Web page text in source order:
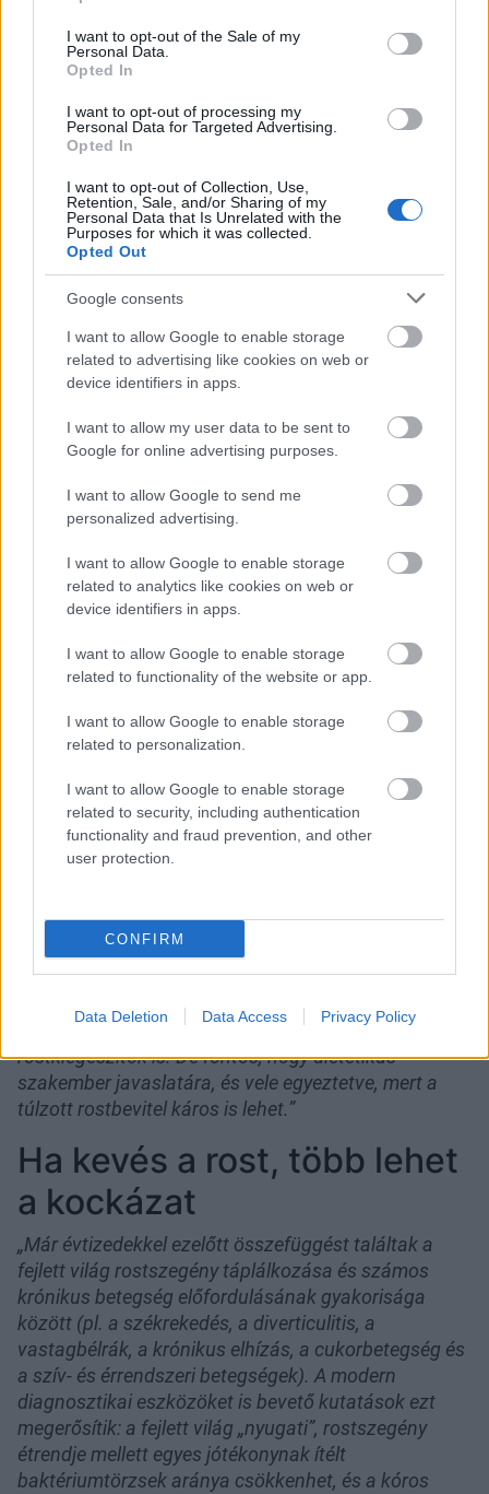
use your data for below specified purposes in below Google
consent section.
I want to opt-out of the Sale of my
Personal Data.
Opted In
I want to opt-out of processing my
Personal Data for Targeted Advertising.
Opted In
I want to opt-out of Collection, Use,
Retention, Sale, and/or Sharing of my
Personal Data that Is Unrelated with the
Purposes for which it was collected.
Opted Out
Google consents
I want to allow Google to enable storage
related to advertising like cookies on web or
device identifiers in apps.
I want to allow my user data to be sent to
Google for online advertising purposes.
I want to allow Google to send me
personalized advertising.
I want to allow Google to enable storage
related to analytics like cookies on web or
device identifiers in apps.
I want to allow Google to enable storage
related to functionality of the website or app.
I want to allow Google to enable storage
related to personalization.
I want to allow Google to enable storage
related to security, including authentication
functionality and fraud prevention, and other
user protection.
CONFIRM
Data Deletion Data Access Privacy Policy
mint 1,5 g. Élelmi rostban gazdag egy termék, ha
élelmirost-tartalma 6 g/100 g vagy 100 kalóriára
Érdemes például a pékáru vagy snackek vásárlása
összehasonlítani, mert nagy különbségek lehetnek
közöttük. Mindig válasszuk a rostban gazdagabb
termékeket.”
Ez a fűszer az egyik legnagyobb
kincs, sokan mégsem tudnak róla:
minden konyhában ott a helye
Mi a helyzet a
rostkiegészítőkkel?
Manapság sokféle rostkiegészítővel is
találkozhatunk, a szakértő szerint azonban
érdemes támaszkodnunk.„Dietetikusként fontosnak
tartom a „Food first” elvet. Ez azt jelenti, hogy amilyen
tápanyagot csak lehet, azt élelmiszerekkel vigyünk be
a szervezetbe, és ne étrend-kiegészítőkkel. Ha ez
valami miatt nem lehetséges, akkor szóba jöhetnek
rostkiegészítők is. De fontos, hogy dietetikus
szakember javaslatára, és vele egyeztetve, mert a
túlzott rostbevitel káros is lehet.”
Ha kevés a rost, több lehet
a kockázat
„Már évtizedekkel ezelőtt összefüggést találtak a
fejlett világ rostszegény táplálkozása és számos
krónikus betegség előfordulásának gyakorisága
között (pl. a székrekedés, a diverticulitis, a
vastagbélrák, a krónikus elhízás, a cukorbetegség és
a szív- és érrendszeri betegségek). A modern
diagnosztikai eszközöket is bevető kutatások ezt
megerősítik: a fejlett világ „nyugati”, rostszegény
étrendje mellett egyes jótékonynak ítélt
baktériumtörzsek aránya csökkenhet, és a kóros